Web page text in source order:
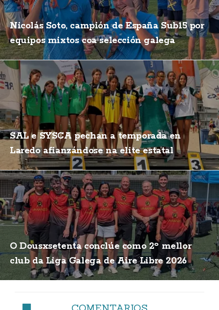
Nicolás Soto, campión de España Sub15 por
equipos mixtos coa selección galega
SAL e SYSCA pechan a temporada en
Laredo afianzándose na elite estatal
O Dousxsetenta conclúe como 2º mellor
club da Liga Galega de Aire Libre 2026